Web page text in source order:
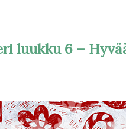
luukku 6 –